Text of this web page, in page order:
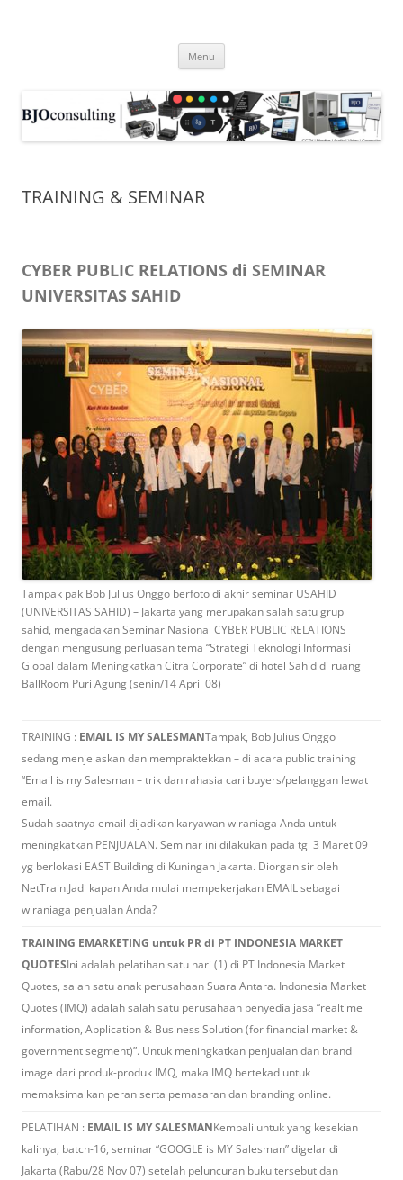
produk nirkabel wireless video
HDMI, CCTV . . .
Menu
TRAINING & SEMINAR
CYBER PUBLIC RELATIONS di SEMINAR
UNIVERSITAS SAHID
Tampak pak Bob Julius Onggo berfoto di akhir seminar USAHID
(UNIVERSITAS SAHID) – Jakarta yang merupakan salah satu grup
sahid, mengadakan Seminar Nasional CYBER PUBLIC RELATIONS
dengan mengusung perluasan tema “Strategi Teknologi Informasi
Global dalam Meningkatkan Citra Corporate” di hotel Sahid di ruang
BallRoom Puri Agung (senin/14 April 08)
TRAINING : EMAIL IS MY SALESMANTampak, Bob Julius Onggo
sedang menjelaskan dan mempraktekkan – di acara public training
“Email is my Salesman – trik dan rahasia cari buyers/pelanggan lewat
email.
Sudah saatnya email dijadikan karyawan wiraniaga Anda untuk
meningkatkan PENJUALAN. Seminar ini dilakukan pada tgl 3 Maret 09
yg berlokasi EAST Building di Kuningan Jakarta. Diorganisir oleh
NetTrain.Jadi kapan Anda mulai mempekerjakan EMAIL sebagai
wiraniaga penjualan Anda?
TRAINING EMARKETING untuk PR di PT INDONESIA MARKET
QUOTESIni adalah pelatihan satu hari (1) di PT Indonesia Market
Quotes, salah satu anak perusahaan Suara Antara. Indonesia Market
Quotes (IMQ) adalah salah satu perusahaan penyedia jasa “realtime
information, Application & Business Solution (for financial market &
government segment)”. Untuk meningkatkan penjualan dan brand
image dari produk-produk IMQ, maka IMQ bertekad untuk
memaksimalkan peran serta pemasaran dan branding online.
PELATIHAN : EMAIL IS MY SALESMANKembali untuk yang kesekian
kalinya, batch-16, seminar “GOOGLE is MY Salesman” digelar di
Jakarta (Rabu/28 Nov 07) setelah peluncuran buku tersebut dan